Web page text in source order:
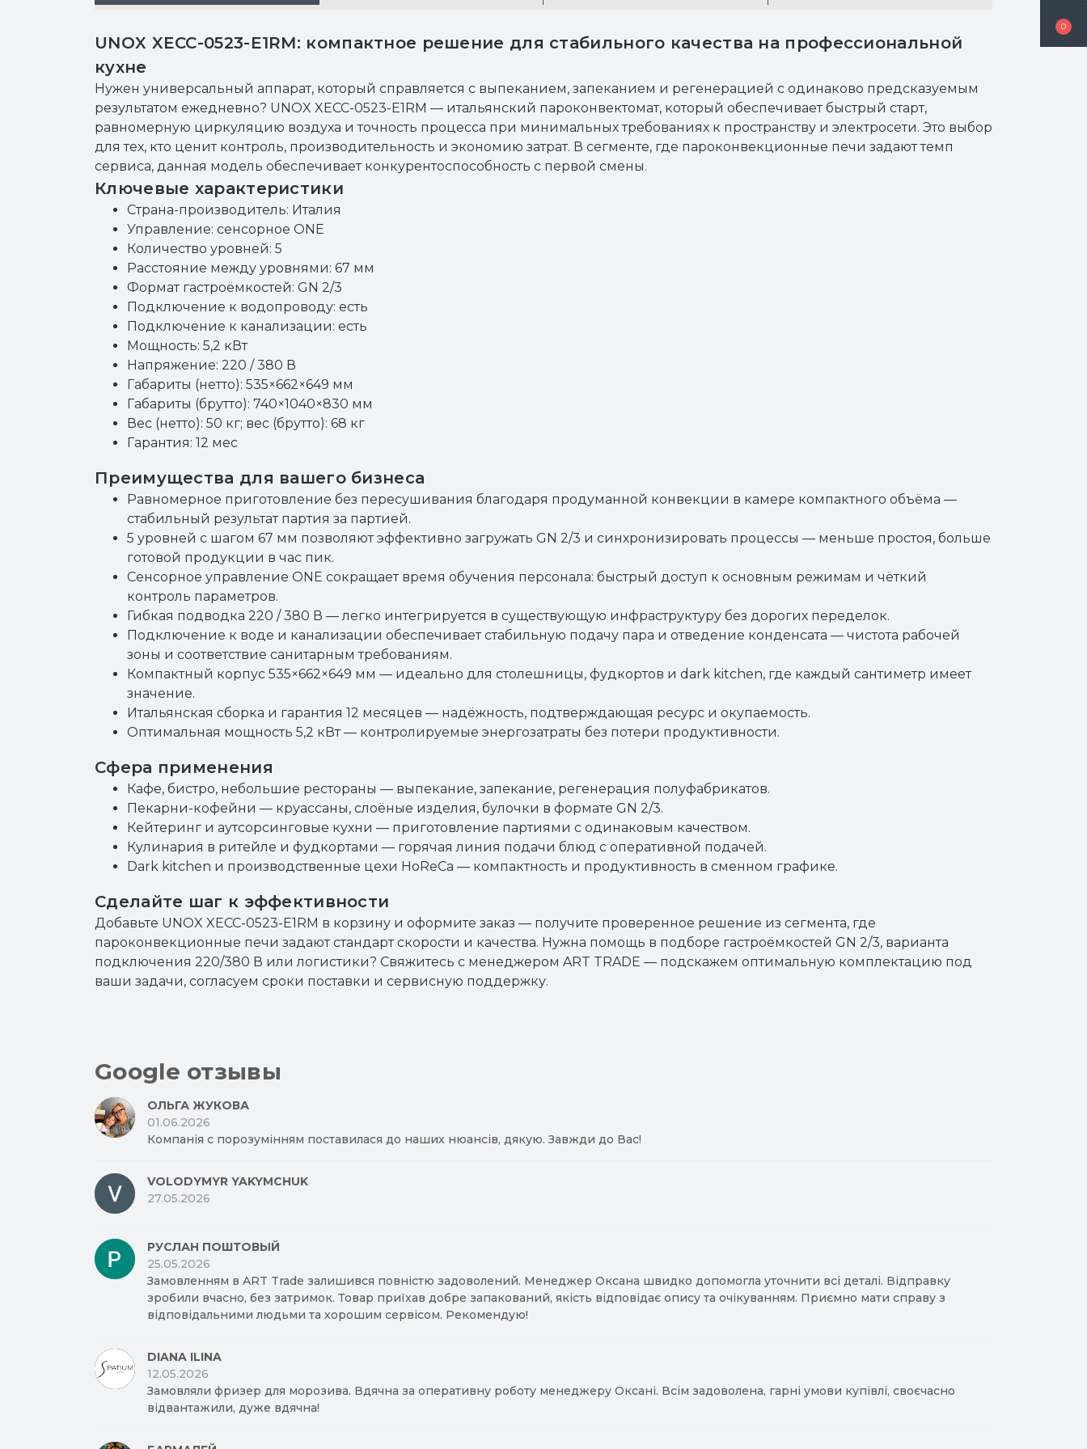
0
UNOX XECC-0523-E1RM: компактное решение для стабильного качества на профессиональной
кухне
Нужен универсальный аппарат, который справляется с выпеканием, запеканием и регенерацией с одинаково предсказуемым
результатом ежедневно? UNOX XECC-0523-E1RM — итальянский пароконвектомат, который обеспечивает быстрый старт,
равномерную циркуляцию воздуха и точность процесса при минимальных требованиях к пространству и электросети. Это выбор
для тех, кто ценит контроль, производительность и экономию затрат. В сегменте, где пароконвекционные печи задают темп
сервиса, данная модель обеспечивает конкурентоспособность с первой смены.
Ключевые характеристики
Страна-производитель: Италия
Управление: сенсорное ONE
Количество уровней: 5
Расстояние между уровнями: 67 мм
Формат гастроёмкостей: GN 2/3
Подключение к водопроводу: есть
Подключение к канализации: есть
Мощность: 5,2 кВт
Напряжение: 220 / 380 В
Габариты (нетто): 535×662×649 мм
Габариты (брутто): 740×1040×830 мм
Вес (нетто): 50 кг; вес (брутто): 68 кг
Гарантия: 12 мес
Преимущества для вашего бизнеса
Равномерное приготовление без пересушивания благодаря продуманной конвекции в камере компактного объёма —
стабильный результат партия за партией.
5 уровней с шагом 67 мм позволяют эффективно загружать GN 2/3 и синхронизировать процессы — меньше простоя, больше
готовой продукции в час пик.
Сенсорное управление ONE сокращает время обучения персонала: быстрый доступ к основным режимам и чёткий
контроль параметров.
Гибкая подводка 220 / 380 В — легко интегрируется в существующую инфраструктуру без дорогих переделок.
Подключение к воде и канализации обеспечивает стабильную подачу пара и отведение конденсата — чистота рабочей
зоны и соответствие санитарным требованиям.
Компактный корпус 535×662×649 мм — идеально для столешницы, фудкортов и dark kitchen, где каждый сантиметр имеет
значение.
Итальянская сборка и гарантия 12 месяцев — надёжность, подтверждающая ресурс и окупаемость.
Оптимальная мощность 5,2 кВт — контролируемые энергозатраты без потери продуктивности.
Сфера применения
Кафе, бистро, небольшие рестораны — выпекание, запекание, регенерация полуфабрикатов.
Пекарни-кофейни — круассаны, слоёные изделия, булочки в формате GN 2/3.
Кейтеринг и аутсорсинговые кухни — приготовление партиями с одинаковым качеством.
Кулинария в ритейле и фудкортами — горячая линия подачи блюд с оперативной подачей.
Dark kitchen и производственные цехи HoReCa — компактность и продуктивность в сменном графике.
Сделайте шаг к эффективности
Добавьте UNOX XECC-0523-E1RM в корзину и оформите заказ — получите проверенное решение из сегмента, где
пароконвекционные печи задают стандарт скорости и качества. Нужна помощь в подборе гастроёмкостей GN 2/3, варианта
подключения 220/380 В или логистики? Свяжитесь с менеджером ART TRADE — подскажем оптимальную комплектацию под
ваши задачи, согласуем сроки поставки и сервисную поддержку.
Google отзывы
ОЛЬГА ЖУКОВА
01.06.2026
Компанія с порозумінням поставилася до наших нюансів, дякую. Завжди до Вас!
VOLODYMYR YAKYMCHUK
27.05.2026
РУСЛАН ПОШТОВЫЙ
25.05.2026
Замовленням в ART Trade залишився повністю задоволений. Менеджер Оксана швидко допомогла уточнити всі деталі. Відправку
зробили вчасно, без затримок. Товар приїхав добре запакований, якість відповідає опису та очікуванням. Приємно мати справу з
відповідальними людьми та хорошим сервісом. Рекомендую!
DIANA ILINA
12.05.2026
Замовляли фризер для морозива. Вдячна за оперативну роботу менеджеру Оксані. Всім задоволена, гарні умови купівлі, своєчасно
відвантажили, дуже вдячна!